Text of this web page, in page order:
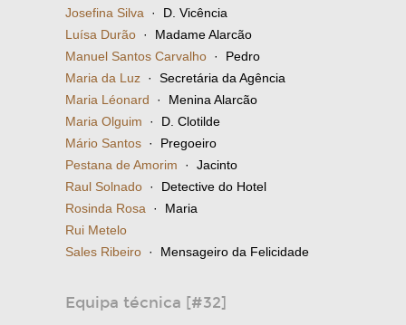
Josefina Silva · D. Vicência
Luísa Durão · Madame Alarcão
Manuel Santos Carvalho · Pedro
Maria da Luz · Secretária da Agência
Maria Léonard · Menina Alarcão
Maria Olguim · D. Clotilde
Mário Santos · Pregoeiro
Pestana de Amorim · Jacinto
Raul Solnado · Detective do Hotel
Rosinda Rosa · Maria
Rui Metelo
Sales Ribeiro · Mensageiro da Felicidade
Equipa técnica [#32]